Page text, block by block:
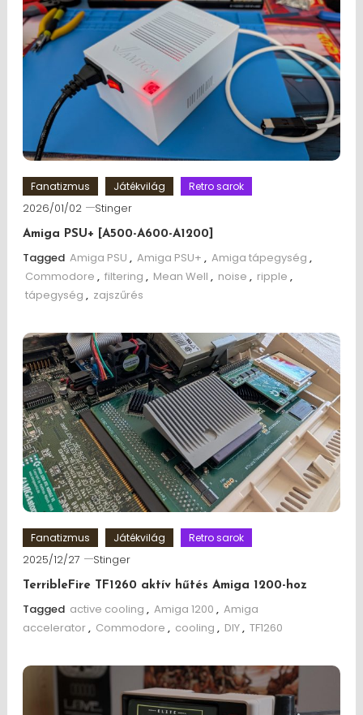
Fanatizmus Játékvilág Retro sarok
2026/01/02 Stinger
Amiga PSU+ [A500-A600-A1200]
Tagged Amiga PSU , Amiga PSU+ , Amiga tápegység ,
Commodore , filtering , Mean Well , noise , ripple ,
tápegység , zajszűrés
Fanatizmus Játékvilág Retro sarok
2025/12/27 Stinger
TerribleFire TF1260 aktív hűtés Amiga 1200-hoz
Tagged active cooling , Amiga 1200 , Amiga
accelerator, Commodore , cooling , DIY, TF1260